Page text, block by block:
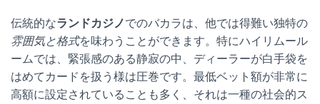
伝統的なランドカジノでのバカラは、他では得難い独特の
雰囲気と格式を味わうことができます。特にハイリムール
ームでは、緊張感のある静寂の中、ディーラーが白手袋を
はめてカードを扱う様は圧巻です。最低ベット額が非常に
高額に設定されていることも多く、それは一種の社会的ス